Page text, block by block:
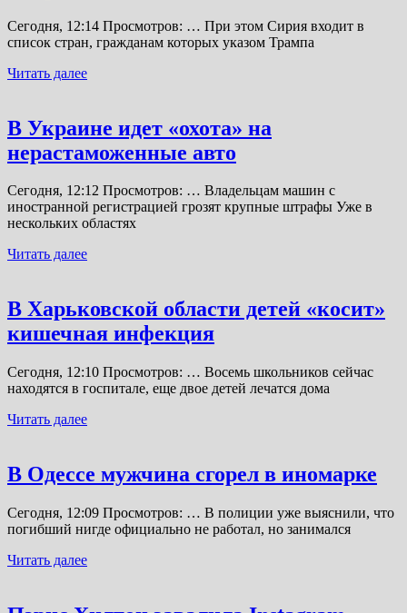
Сегодня, 12:14 Просмотров: … При этом Сирия входит в
список стран, гражданам которых указом Трампа
Читать далее
В Украине идет «охота» на
нерастаможенные авто
Сегодня, 12:12 Просмотров: … Владельцам машин с
иностранной регистрацией грозят крупные штрафы Уже в
нескольких областях
Читать далее
В Харьковской области детей «косит»
кишечная инфекция
Сегодня, 12:10 Просмотров: … Восемь школьников сейчас
находятся в госпитале, еще двое детей лечатся дома
Читать далее
В Одессе мужчина сгорел в иномарке
Сегодня, 12:09 Просмотров: … В полиции уже выяснили, что
погибший нигде официально не работал, но занимался
Читать далее